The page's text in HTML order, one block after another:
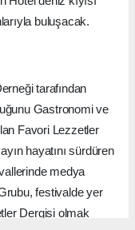
buluşacak.
tarafından
Gastronomi ve
Favori Lezzetler
hayatını sürdüren
medya
festivalde yer
Dergisi olmak